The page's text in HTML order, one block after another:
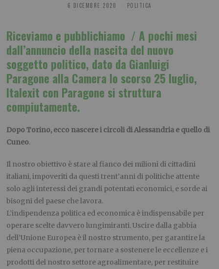
6 DICEMBRE 2020 POLITICA
Riceviamo e pubblichiamo / A pochi mesi
dall’annuncio della nascita del nuovo
soggetto politico, dato da Gianluigi
Paragone alla Camera lo scorso 25 luglio,
Italexit con Paragone si struttura
compiutamente.
Dopo Torino, ecco nascere i circoli di Alessandria e quello di
Cuneo.
Il nostro obiettivo è stare al fianco dei milioni di cittadini
italiani, impoveriti da questi trent’anni di politiche attente
solo agli interessi dei grandi potentati economici, e sorde ai
bisogni del paese che lavora.
L’indipendenza politica ed economica è indispensabile per
operare scelte davvero lungimiranti. Uscire dalla gabbia
dell’Unione Europea è il nostro strumento, per garantire la
piena occupazione, per tornare a sostenere le eccellenze e i
prodotti del nostro settore agroalimentare, per restituire